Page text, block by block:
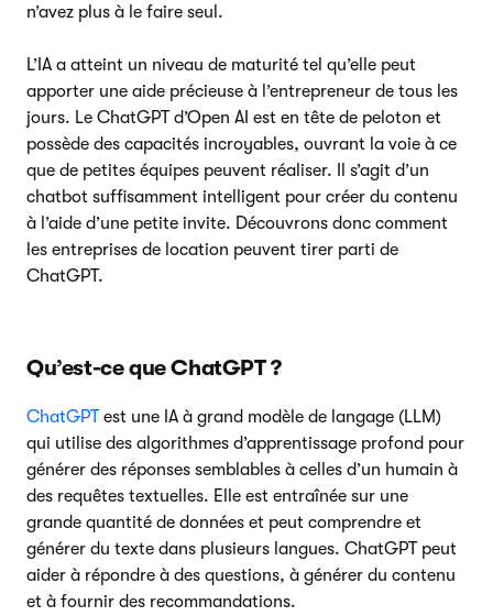
n’avez plus à le faire seul.
L’IA a atteint un niveau de maturité tel qu’elle peut
apporter une aide précieuse à l’entrepreneur de tous les
jours. Le ChatGPT d’Open AI est en tête de peloton et
possède des capacités incroyables, ouvrant la voie à ce
que de petites équipes peuvent réaliser. Il s’agit d’un
chatbot suffisamment intelligent pour créer du contenu
à l’aide d’une petite invite. Découvrons donc comment
les entreprises de location peuvent tirer parti de
ChatGPT.
Qu’est-ce que ChatGPT ?
ChatGPTest une IA à grand modèle de langage (LLM)
qui utilise des algorithmes d’apprentissage profond pour
générer des réponses semblables à celles d’un humain à
des requêtes textuelles. Elle est entraînée sur une
grande quantité de données et peut comprendre et
générer du texte dans plusieurs langues. ChatGPT peut
aider à répondre à des questions, à générer du contenu
et à fournir des recommandations.